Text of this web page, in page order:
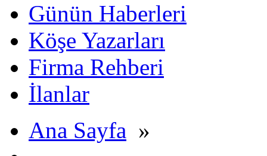
Günün Haberleri
Köşe Yazarları
Firma Rehberi
İlanlar
Ana Sayfa »